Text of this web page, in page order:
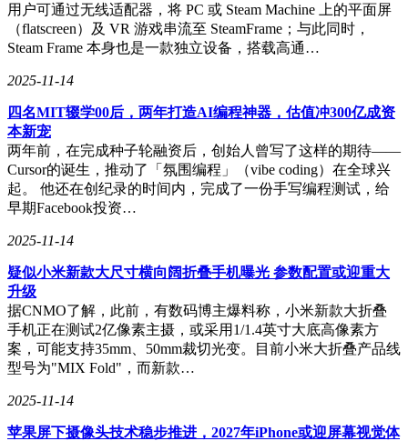
用户可通过无线适配器，将 PC 或 Steam Machine 上的平面屏
（flatscreen）及 VR 游戏串流至 SteamFrame；与此同时，
Steam Frame 本身也是一款独立设备，搭载高通…
2025-11-14
四名MIT辍学00后，两年打造AI编程神器，估值冲300亿成资
本新宠
两年前，在完成种子轮融资后，创始人曾写了这样的期待——
Cursor的诞生，推动了「氛围编程」（vibe coding）在全球兴
起。 他还在创纪录的时间内，完成了一份手写编程测试，给
早期Facebook投资…
2025-11-14
疑似小米新款大尺寸横向阔折叠手机曝光 参数配置或迎重大
升级
据CNMO了解，此前，有数码博主爆料称，小米新款大折叠
手机正在测试2亿像素主摄，或采用1/1.4英寸大底高像素方
案，可能支持35mm、50mm裁切光变。目前小米大折叠产品线
型号为"MIX Fold"，而新款…
2025-11-14
苹果屏下摄像头技术稳步推进，2027年iPhone或迎屏幕视觉体